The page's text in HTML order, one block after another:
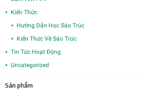
Kiến Thức
Hướng Dẫn Học Sáo Trúc
Kiến Thức Về Sáo Trúc
Tin Tức Hoạt Động
Uncategorized
Sản phẩm